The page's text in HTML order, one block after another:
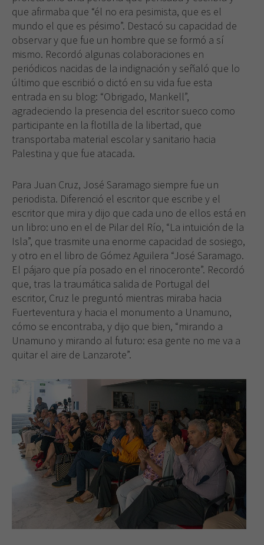
que afirmaba que “él no era pesimista, que es el
mundo el que es pésimo”. Destacó su capacidad de
observar y que fue un hombre que se formó a sí
mismo. Recordó algunas colaboraciones en
periódicos nacidas de la indignación y señaló que lo
último que escribió o dictó en su vida fue esta
entrada en su blog: “Obrigado, Mankell”,
agradeciendo la presencia del escritor sueco como
participante en la flotilla de la libertad, que
transportaba material escolar y sanitario hacia
Palestina y que fue atacada.
Para Juan Cruz, José Saramago siempre fue un
periodista. Diferenció el escritor que escribe y el
escritor que mira y dijo que cada uno de ellos está en
un libro: uno en el de Pilar del Río, “La intuición de la
Isla”, que trasmite una enorme capacidad de sosiego,
y otro en el libro de Gómez Aguilera “José Saramago.
El pájaro que pía posado en el rinoceronte”. Recordó
que, tras la traumática salida de Portugal del
escritor, Cruz le preguntó mientras miraba hacia
Fuerteventura y hacia el monumento a Unamuno,
cómo se encontraba, y dijo que bien, “mirando a
Unamuno y mirando al futuro: esa gente no me va a
quitar el aire de Lanzarote”.
Necesarias
Estas
cookies no
necesarias
para que
funcione la
web.
Experiencia
Para que
nuestra web
funcione lo
mejor posible
durante tu
rechaza estas
funcionalidades
desaparecerán
de la web.